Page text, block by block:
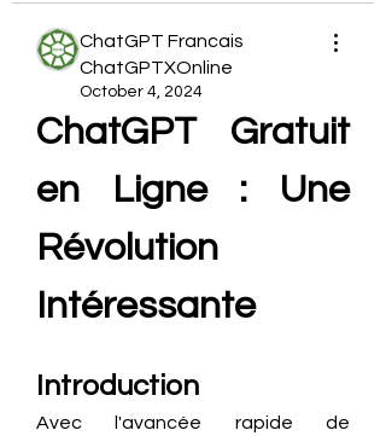
ChatGPT Francais
ChatGPTXOnline
October 4, 2024
ChatGPT Gratuit
en Ligne : Une
Révolution
Intéressante
Introduction
Avec l'avancée rapide de